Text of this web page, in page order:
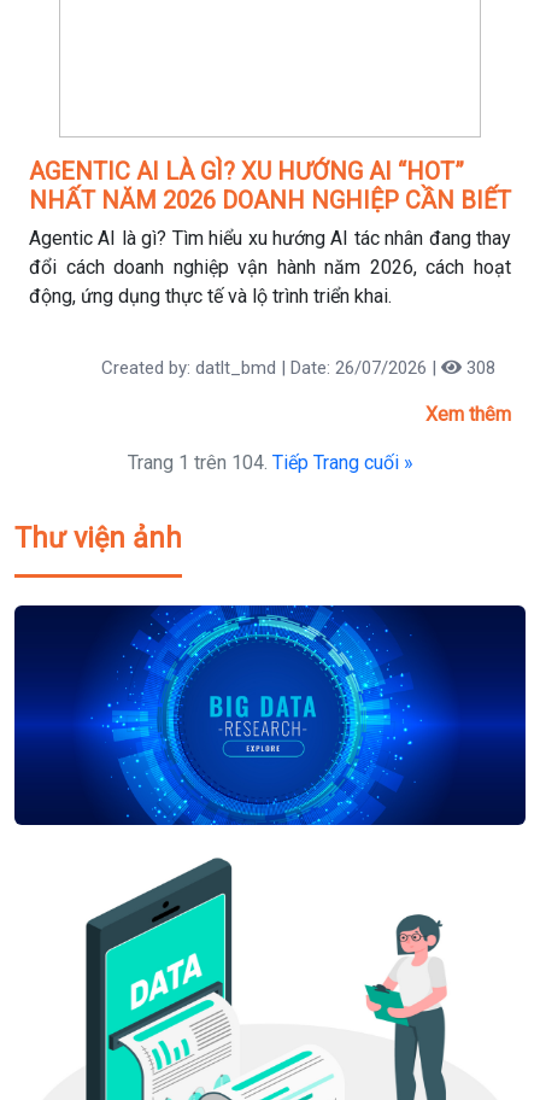
AGENTIC AI LÀ GÌ? XU HƯỚNG AI “HOT”
NHẤT NĂM 2026 DOANH NGHIỆP CẦN BIẾT
Agentic AI là gì? Tìm hiểu xu hướng AI tác nhân đang thay
đổi cách doanh nghiệp vận hành năm 2026, cách hoạt
động, ứng dụng thực tế và lộ trình triển khai.
Created by: datlt_bmd | Date: 26/07/2026 | 308
Xem thêm
Trang 1 trên 104. Tiếp Trang cuối »
Thư viện ảnh